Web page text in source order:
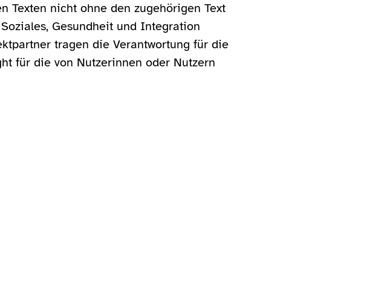
Texten nicht ohne den zugehörigen Text
Gesundheit und Integration
tragen die Verantwortung für die
für die von Nutzerinnen oder Nutzern